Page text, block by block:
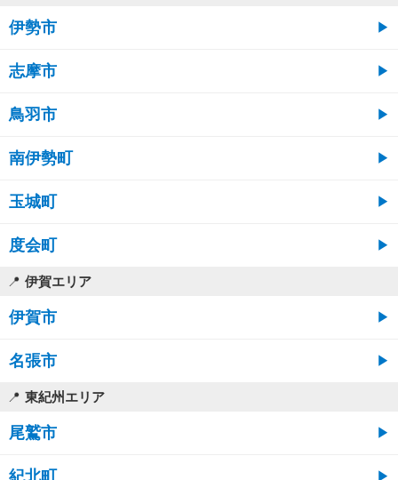
伊勢市
志摩市
鳥羽市
南伊勢町
玉城町
度会町
伊賀エリア
伊賀市
名張市
東紀州エリア
尾鷲市
紀北町